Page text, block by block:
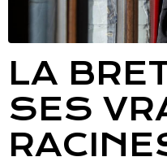
LA
SES